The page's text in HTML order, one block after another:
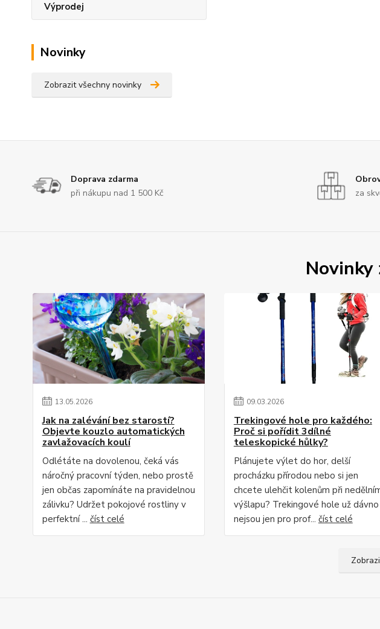
Výprodej
Novinky
Zobrazit všechny novinky
Doprava zdarma
při nákupu nad 1 500 Kč
za
Novinky
13.05.2026
Jak na zalévání bez starostí?
Objevte kouzlo automatických
zavlažovacích koulí
Odlétáte na dovolenou, čeká vás
náročný pracovní týden, nebo prostě
jen občas zapomínáte na pravidelnou
zálivku? Udržet pokojové rostliny v
perfektní ... číst celé
09.03.2026
Trekingové hole pro každého:
Proč si pořídit 3dílné
teleskopické hůlky?
Plánujete výlet do hor, delší
procházku přírodou nebo si jen
chcete ulehčit kolenům při
výšlapu? Trekingové hole už dávno
nejsou jen pro prof... číst celé